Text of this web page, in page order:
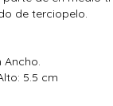
de terciopelo.
Ancho.
5.5 cm